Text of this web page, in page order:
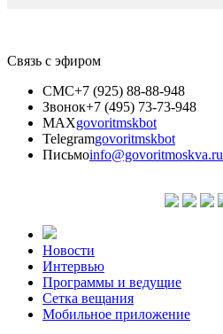
Связь с эфиром
СМС+7 (925) 88-88-948
Звонок+7 (495) 73-73-948
MAXgovoritmskbot
Telegramgovoritmskbot
Письмоinfo@govoritmoskva.ru
Новости
Интервью
Программы и ведущие
Сетка вещания
Мобильное приложение